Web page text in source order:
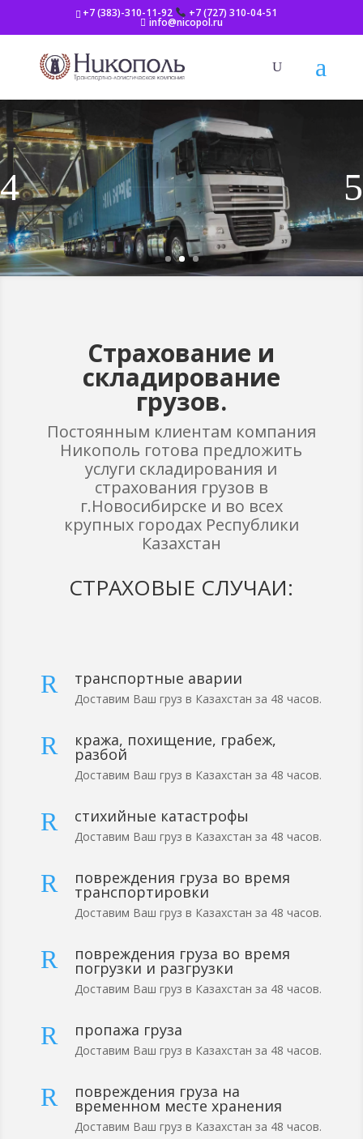
+7 (383)-310-11-92 +7 (727) 310-04-51
info@nicopol.ru
СКЛАДИРОВАНИЕ
Узнать больше
Страхование и
складирование
грузов.
Постоянным клиентам компания
Никополь готова предложить
услуги складирования и
страхования грузов в
г.Новосибирске и во всех
крупных городах Республики
Казахстан
СТРАХОВЫЕ СЛУЧАИ:
R транспортные аварии
Доставим Ваш груз в Казахстан за 48 часов.
R кража, похищение, грабеж,
разбой
Доставим Ваш груз в Казахстан за 48 часов.
R стихийные катастрофы
Доставим Ваш груз в Казахстан за 48 часов.
R повреждения груза во время
транспортировки
Доставим Ваш груз в Казахстан за 48 часов.
R повреждения груза во время
погрузки и разгрузки
Доставим Ваш груз в Казахстан за 48 часов.
R пропажа груза
Доставим Ваш груз в Казахстан за 48 часов.
R повреждения груза на
временном месте хранения
Доставим Ваш груз в Казахстан за 48 часов.